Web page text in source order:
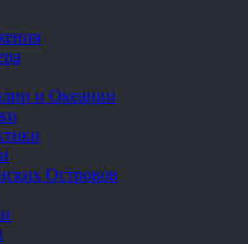
и Океании
Островов